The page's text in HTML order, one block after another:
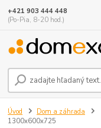
+421 903 444 448
(Po-Pia, 8-20 hod.)
Úvod Dom a záhrada
1300x600x725